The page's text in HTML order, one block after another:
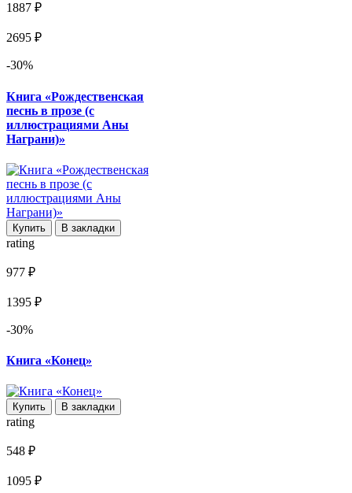
1887 ₽
2695 ₽
-30%
Книга «Рождественская
песнь в прозе (с
иллюстрациями Аны
Награни)»
Купить В закладки
rating
977 ₽
1395 ₽
-30%
Книга «Конец»
Купить В закладки
rating
548 ₽
1095 ₽